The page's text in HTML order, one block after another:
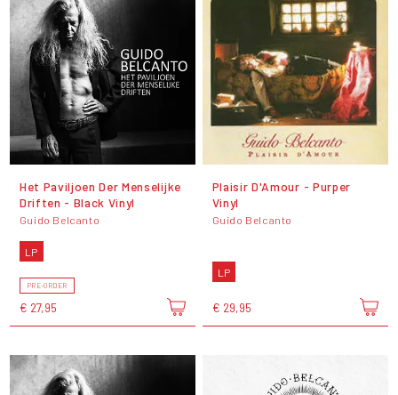
Het Paviljoen Der Menselijke
Driften - Black Vinyl
Guido Belcanto
LP
PRE-ORDER
€ 27,95
Plaisir D'Amour - Purper
Vinyl
Guido Belcanto
LP
€ 29,95